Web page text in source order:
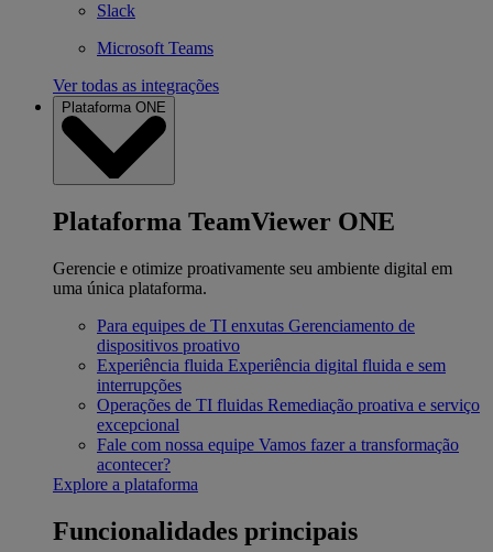
Slack
Microsoft Teams
Ver todas as integrações
Plataforma ONE
Plataforma TeamViewer ONE
Gerencie e otimize proativamente seu ambiente digital em
uma única plataforma.
Para equipes de TI enxutas Gerenciamento de
dispositivos proativo
Experiência fluida Experiência digital fluida e sem
interrupções
Operações de TI fluidas Remediação proativa e serviço
excepcional
Fale com nossa equipe Vamos fazer a transformação
acontecer?
Explore a plataforma
Funcionalidades principais